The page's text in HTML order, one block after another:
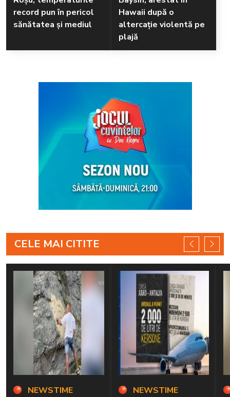
record pun în pericol
sănătatea și mediul
Hawaii după o
altercație violentă pe
plajă
CELE MAI CITITE
NEWSTIME
NEWSTIME